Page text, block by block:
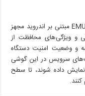
گوشی هوآوی nova 11i به رابط کاربری EMUI 13.0 مبتنی بر اندروید مجهز
و ویژگی‌های محافظت از
و وضعیت امنیت دستگاه
سرویس در این گوشی
نمایش داده شوند، تا سطح